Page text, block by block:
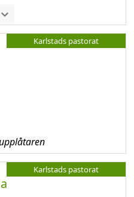
Karlstads pastorat
Karlstads pastorat